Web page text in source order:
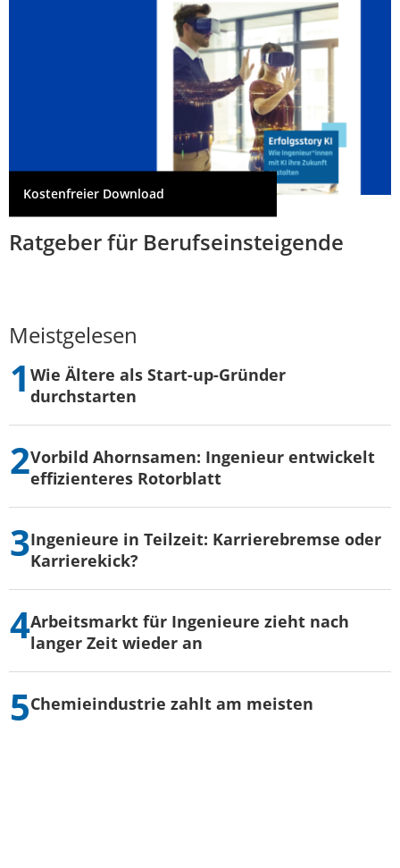
Kostenfreier Download
Ratgeber für Berufseinsteigende
Meistgelesen
Wie Ältere als Start-up-Gründer
durchstarten
Vorbild Ahornsamen: Ingenieur entwickelt
effizienteres Rotorblatt
Ingenieure in Teilzeit: Karrierebremse oder
Karrierekick?
Arbeitsmarkt für Ingenieure zieht nach
langer Zeit wieder an
Chemieindustrie zahlt am meisten